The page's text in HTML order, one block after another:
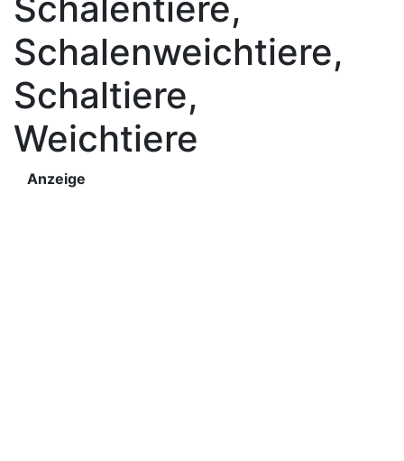
Schalenweichtiere,
Schaltiere,
Weichtiere
Anzeige